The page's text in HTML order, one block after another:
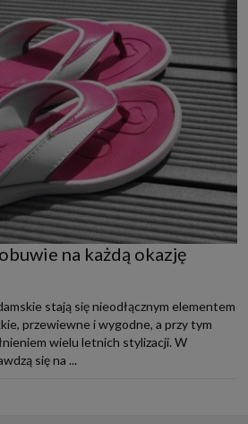
na każdą okazję
stają się nieodłącznym elementem
przewiewne i wygodne, a przy tym
wielu letnich stylizacji. W
się na ...